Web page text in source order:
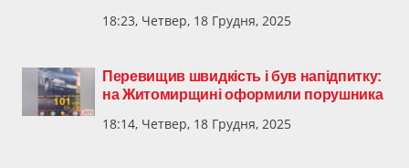
18:23, Четвер, 18 Грудня, 2025
Перевищив швидкість і був напідпитку:
на Житомирщині оформили порушника
18:14, Четвер, 18 Грудня, 2025